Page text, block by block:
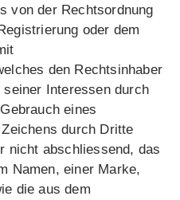
von der Rechtsordnung
oder dem
den Rechtsinhaber
Interessen durch
eines
durch Dritte
nicht abschliessend, das
Namen, einer Marke,
die aus dem